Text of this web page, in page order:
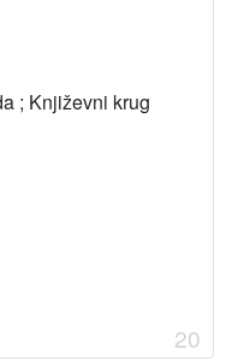
; Književni krug
20